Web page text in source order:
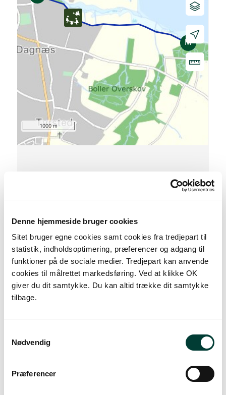
Denne hjemmeside bruger cookies
Sitet bruger egne cookies samt cookies fra tredjepart til
statistik, indholdsoptimering, præferencer og adgang til
funktioner på de sociale medier. Tredjepart kan anvende
cookies til målrettet markedsføring. Ved at klikke OK
giver du dit samtykke. Du kan altid trække dit samtykke
tilbage.
Nødvendig
Præferencer
1000 m
S
0 km
Lav stigning (maks. 1 %)
Høj stigning (maks. 8 %)